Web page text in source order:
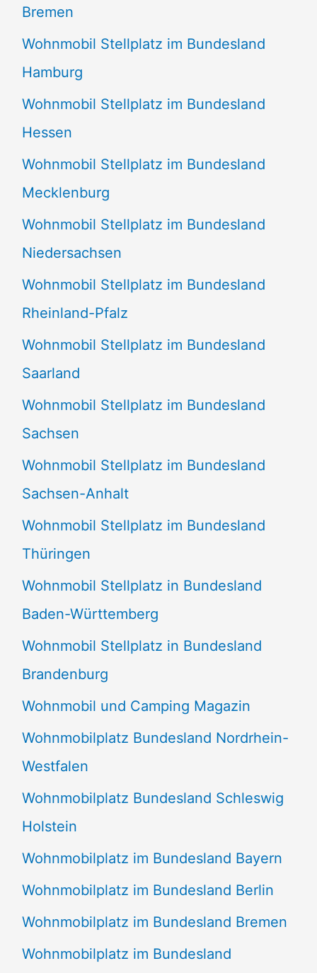
Bremen
Wohnmobil Stellplatz im Bundesland
Hamburg
Wohnmobil Stellplatz im Bundesland
Hessen
Wohnmobil Stellplatz im Bundesland
Mecklenburg
Wohnmobil Stellplatz im Bundesland
Niedersachsen
Wohnmobil Stellplatz im Bundesland
Rheinland-Pfalz
Wohnmobil Stellplatz im Bundesland
Saarland
Wohnmobil Stellplatz im Bundesland
Sachsen
Wohnmobil Stellplatz im Bundesland
Sachsen-Anhalt
Wohnmobil Stellplatz im Bundesland
Thüringen
Wohnmobil Stellplatz in Bundesland
Baden-Württemberg
Wohnmobil Stellplatz in Bundesland
Brandenburg
Wohnmobil und Camping Magazin
Wohnmobilplatz Bundesland Nordrhein-
Westfalen
Wohnmobilplatz Bundesland Schleswig
Holstein
Wohnmobilplatz im Bundesland Bayern
Wohnmobilplatz im Bundesland Berlin
Wohnmobilplatz im Bundesland Bremen
Wohnmobilplatz im Bundesland